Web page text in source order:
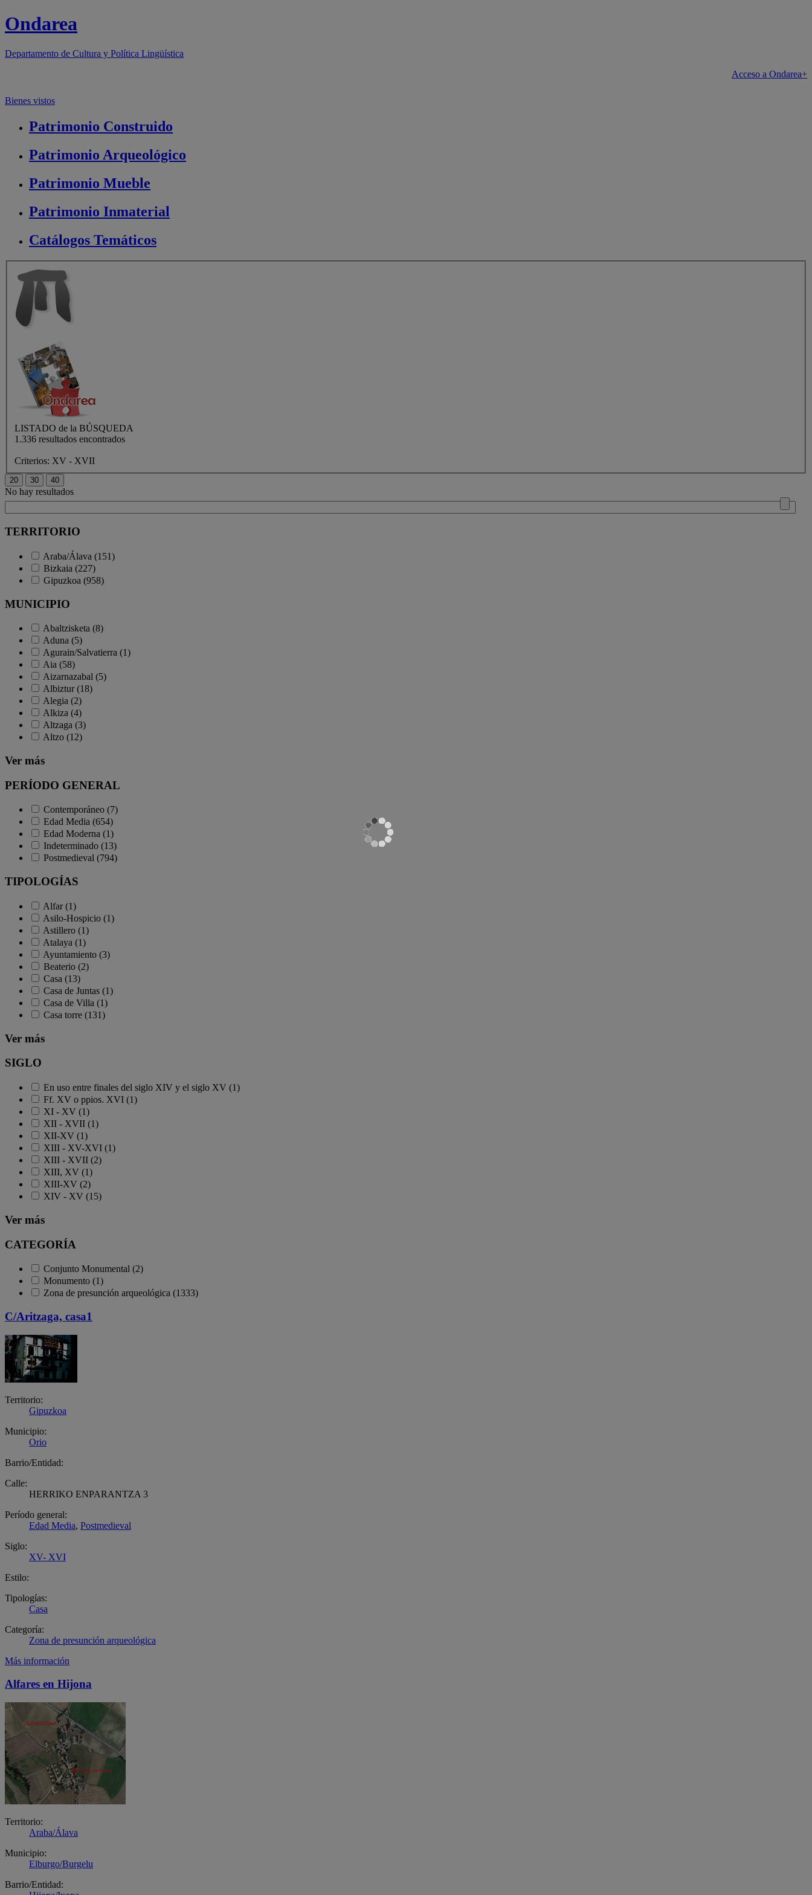
Ondarea
Departamento de Cultura y Política Lingüística
Acceso a Ondarea+
Bienes vistos
Patrimonio Construido
Patrimonio Arqueológico
Patrimonio Mueble
Patrimonio Inmaterial
Catálogos Temáticos
LISTADO de la BÚSQUEDA
1.336 resultados encontrados
Criterios: XV - XVII
No hay resultados
TERRITORIO
Araba/Álava (151)
Bizkaia (227)
Gipuzkoa (958)
MUNICIPIO
Abaltzisketa (8)
Aduna (5)
Agurain/Salvatierra (1)
Aia (58)
Aizarnazabal (5)
Albiztur (18)
Alegia (2)
Alkiza (4)
Altzaga (3)
Altzo (12)
Ver más
PERÍODO GENERAL
Contemporáneo (7)
Edad Media (654)
Edad Moderna (1)
Indeterminado (13)
Postmedieval (794)
TIPOLOGÍAS
Alfar (1)
Asilo-Hospicio (1)
Astillero (1)
Atalaya (1)
Ayuntamiento (3)
Beaterio (2)
Casa (13)
Casa de Juntas (1)
Casa de Villa (1)
Casa torre (131)
Ver más
SIGLO
En uso entre finales del siglo XIV y el siglo XV (1)
Ff. XV o ppios. XVI (1)
XI - XV (1)
XII - XVII (1)
XII-XV (1)
XIII - XV-XVI (1)
XIII - XVII (2)
XIII, XV (1)
XIII-XV (2)
XIV - XV (15)
Ver más
CATEGORÍA
Conjunto Monumental (2)
Monumento (1)
Zona de presunción arqueológica (1333)
C/Aritzaga, casa1
Territorio:
Gipuzkoa
Municipio:
Orio
Barrio/Entidad:
Calle:
HERRIKO ENPARANTZA 3
Período general:
Edad Media, Postmedieval
Siglo:
XV- XVI
Estilo:
Tipologías:
Casa
Categoría:
Zona de presunción arqueológica
Más información
Alfares en Hijona
Territorio:
Araba/Álava
Municipio:
Elburgo/Burgelu
Barrio/Entidad: